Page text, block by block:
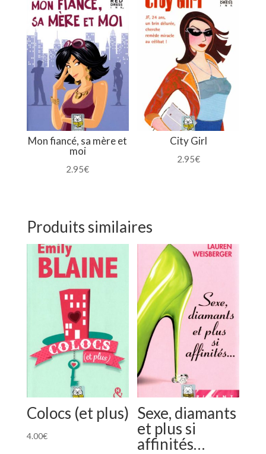
Mon fiancé, sa mère et
moi
2.95€
City Girl
2.95€
Produits similaires
Colocs (et plus)
4.00€
Sexe, diamants
et plus si
affinités…